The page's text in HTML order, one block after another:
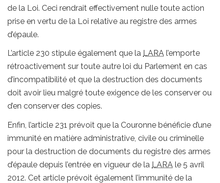
de la Loi. Ceci rendrait effectivement nulle toute action
prise en vertu de la Loi relative au registre des armes
d’épaule.
L’article 230 stipule également que la LARA l’emporte
rétroactivement sur toute autre loi du Parlement en cas
d’incompatibilité et que la destruction des documents
doit avoir lieu malgré toute exigence de les conserver ou
d’en conserver des copies.
Enfin, l’article 231 prévoit que la Couronne bénéficie d’une
immunité en matière administrative, civile ou criminelle
pour la destruction de documents du registre des armes
d’épaule depuis l’entrée en vigueur de la LARA le 5 avril
2012. Cet article prévoit également l’immunité de la